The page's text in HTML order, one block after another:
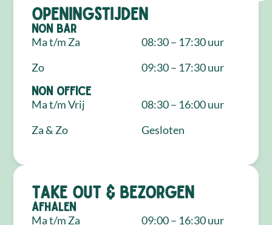
Openingstijden
NON Bar
Ma t/m Za
Zo
08:30 – 17:30 uur
09:30 – 17:30 uur
NON Office
Ma t/m Vrij
Za & Zo
08:30 – 16:00 uur
Gesloten
Take out & bezorgen
Afhalen
Ma t/m Za
09:00 – 16:30 uur